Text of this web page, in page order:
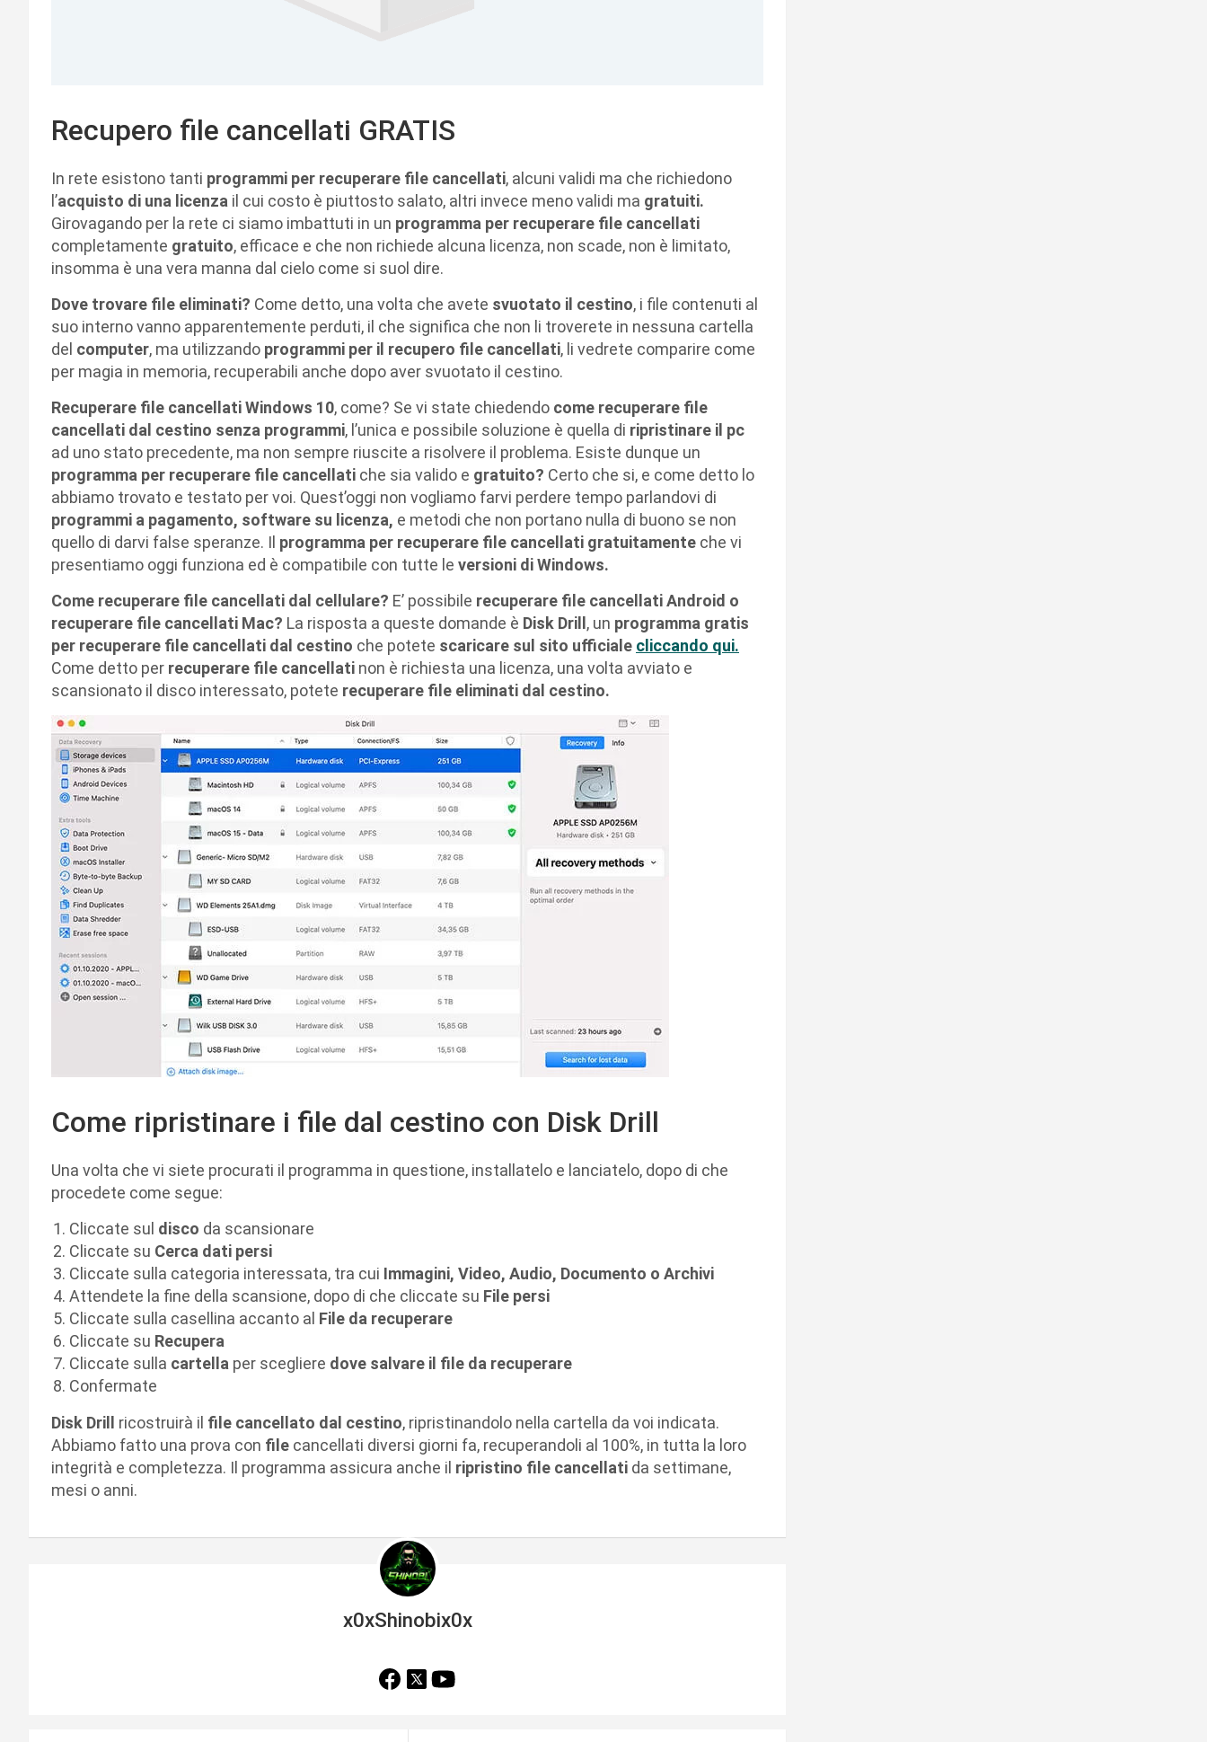
Recupero file cancellati GRATIS
In rete esistono tanti programmi per recuperare file cancellati, alcuni validi ma che richiedono
l’acquisto di una licenza il cui costo è piuttosto salato, altri invece meno validi ma gratuiti.
Girovagando per la rete ci siamo imbattuti in un programma per recuperare file cancellati
completamente gratuito, efficace e che non richiede alcuna licenza, non scade, non è limitato,
insomma è una vera manna dal cielo come si suol dire.
Dove trovare file eliminati? Come detto, una volta che avete svuotato il cestino, i file contenuti al
suo interno vanno apparentemente perduti, il che significa che non li troverete in nessuna cartella
del computer, ma utilizzando programmi per il recupero file cancellati, li vedrete comparire come
per magia in memoria, recuperabili anche dopo aver svuotato il cestino.
Recuperare file cancellati Windows 10, come? Se vi state chiedendo come recuperare file
cancellati dal cestino senza programmi, l’unica e possibile soluzione è quella di ripristinare il pc
ad uno stato precedente, ma non sempre riuscite a risolvere il problema. Esiste dunque un
programma per recuperare file cancellati che sia valido e gratuito? Certo che si, e come detto lo
abbiamo trovato e testato per voi. Quest’oggi non vogliamo farvi perdere tempo parlandovi di
programmi a pagamento, software su licenza, e metodi che non portano nulla di buono se non
quello di darvi false speranze. Il programma per recuperare file cancellati gratuitamente che vi
presentiamo oggi funziona ed è compatibile con tutte le versioni di Windows.
Come recuperare file cancellati dal cellulare? E’ possibile recuperare file cancellati Android o
recuperare file cancellati Mac? La risposta a queste domande è Disk Drill , un programma gratis
per recuperare file cancellati dal cestino che potete scaricare sul sito ufficiale cliccando qui.
Come detto per recuperare file cancellati non è richiesta una licenza, una volta avviato e
scansionato il disco interessato, potete recuperare file eliminati dal cestino.
Come ripristinare i file dal cestino con Disk Drill
Una volta che vi siete procurati il programma in questione, installatelo e lanciatelo, dopo di che
procedete come segue:
Cliccate sul disco da scansionare
Cliccate su Cerca dati persi
Cliccate sulla categoria interessata, tra cui Immagini, Video, Audio, Documento o Archivi
Attendete la fine della scansione, dopo di che cliccate su File persi
Cliccate sulla casellina accanto al File da recuperare
Cliccate su Recupera
Cliccate sulla cartella per scegliere dove salvare il file da recuperare
Confermate
Disk Drill
ricostruirà il file cancellato dal cestino, ripristinandolo nella cartella da voi indicata.
Abbiamo fatto una prova con file cancellati diversi giorni fa, recuperandoli al 100%, in tutta la loro
integrità e completezza. Il programma assicura anche il ripristino file cancellati da settimane,
mesi o anni.
x0xShinobix0x